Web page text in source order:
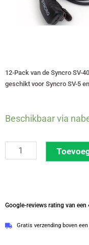
12-Pack van de Syncro SV-
geschikt voor Syncro SV-5
Beschikbaar via
12-
Syncro
security
SV-
aantal
Google-reviews rating van een
Gratis verzending boven